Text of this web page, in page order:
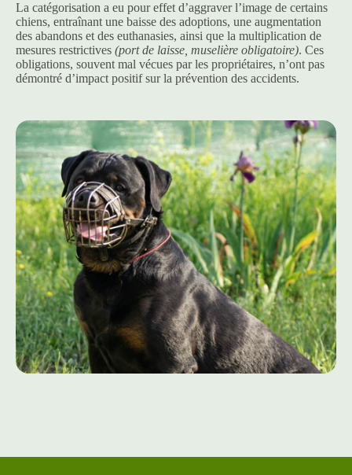
La catégorisation a eu pour effet d’aggraver l’image de certains
chiens, entraînant une baisse des adoptions, une augmentation
des abandons et des euthanasies, ainsi que la multiplication de
mesures restrictives (port de laisse, muselière obligatoire). Ces
obligations, souvent mal vécues par les propriétaires, n’ont pas
démontré d’impact positif sur la prévention des accidents.